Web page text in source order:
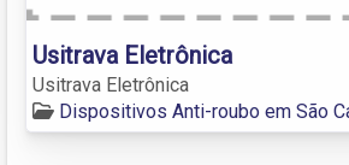
Usitrava Eletrônica
Usitrava Eletrônica
Dispositivos Anti-roubo em São